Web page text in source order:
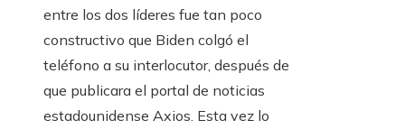
entre los dos líderes fue tan poco
constructivo que Biden colgó el
teléfono a su interlocutor, después de
que publicara el portal de noticias
estadounidense Axios. Esta vez lo